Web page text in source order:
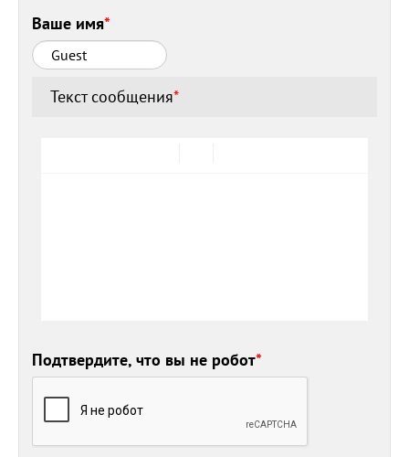
Ваше имя*
Текст сообщения*
Подтвердите, что вы не робот*